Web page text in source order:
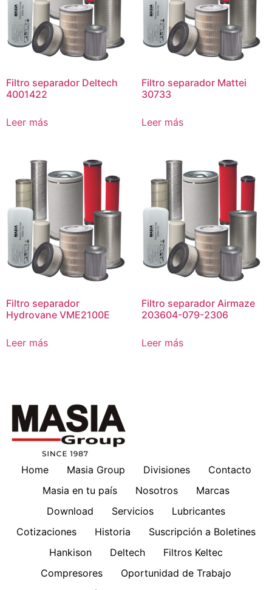
Filtro separador Deltech
4001422
Leer más
Filtro separador Mattei
30733
Leer más
Filtro separador
Hydrovane VME2100E
Leer más
Filtro separador Airmaze
203604-079-2306
Leer más
Home Masia Group Divisiones
Contacto
Masia en tu país
Nosotros
Marcas
Download
Servicios
Lubricantes
Cotizaciones
Historia
Suscripción a Boletines
Hankison
Deltech
Filtros Keltec
Compresores
Oportunidad de Trabajo